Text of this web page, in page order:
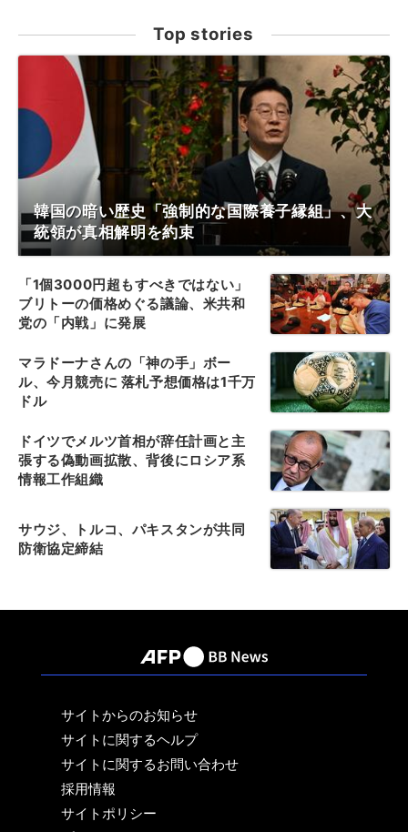
Top stories
韓国の暗い歴史「強制的な国際養子縁組」、大
統領が真相解明を約束
「1個3000円超もすべきではない」
ブリトーの価格めぐる議論、米共和
党の「内戦」に発展
マラドーナさんの「神の手」ボー
ル、今月競売に 落札予想価格は1千万
ドル
ドイツでメルツ首相が辞任計画と主
張する偽動画拡散、背後にロシア系
情報工作組織
サウジ、トルコ、パキスタンが共同
防衛協定締結
サイトからのお知らせ
サイトに関するヘルプ
サイトに関するお問い合わせ
採用情報
サイトポリシー